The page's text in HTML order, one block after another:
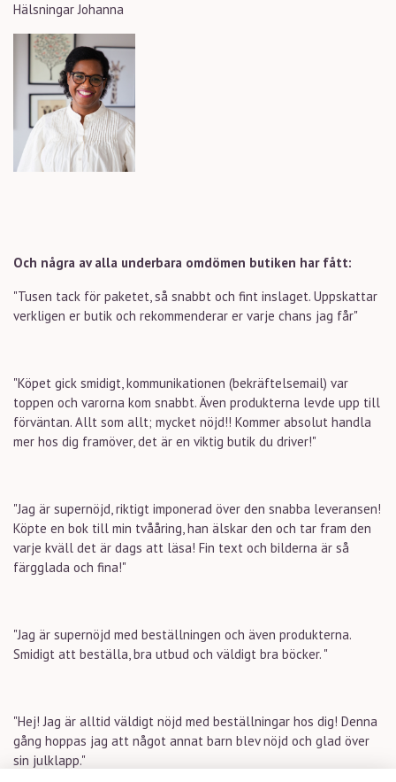
Hälsningar Johanna
Och några av alla underbara omdömen butiken har fått:
"Tusen tack för paketet, så snabbt och fint inslaget. Uppskattar
verkligen er butik och rekommenderar er varje chans jag får"
"Köpet gick smidigt, kommunikationen (bekräftelsemail) var
toppen och varorna kom snabbt. Även produkterna levde upp till
förväntan. Allt som allt; mycket nöjd!! Kommer absolut handla
mer hos dig framöver, det är en viktig butik du driver!"
"Jag är supernöjd, riktigt imponerad över den snabba leveransen!
Köpte en bok till min tvååring, han älskar den och tar fram den
varje kväll det är dags att läsa! Fin text och bilderna är så
färgglada och fina!"
"Jag är supernöjd med beställningen och även produkterna.
Smidigt att beställa, bra utbud och väldigt bra böcker. "
"Hej! Jag är alltid väldigt nöjd med beställningar hos dig! Denna
gång hoppas jag att något annat barn blev nöjd och glad över
sin julklapp."